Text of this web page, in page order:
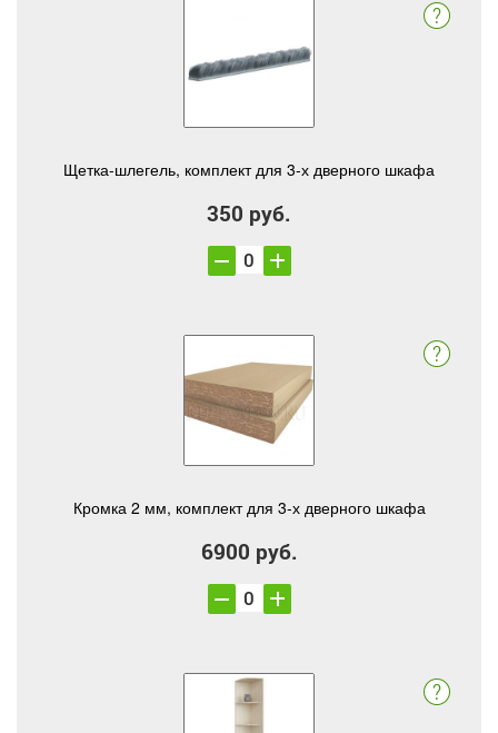
Щетка-шлегель, комплект для 3-х дверного шкафа
350 руб.
Кромка 2 мм, комплект для 3-х дверного шкафа
6900 руб.